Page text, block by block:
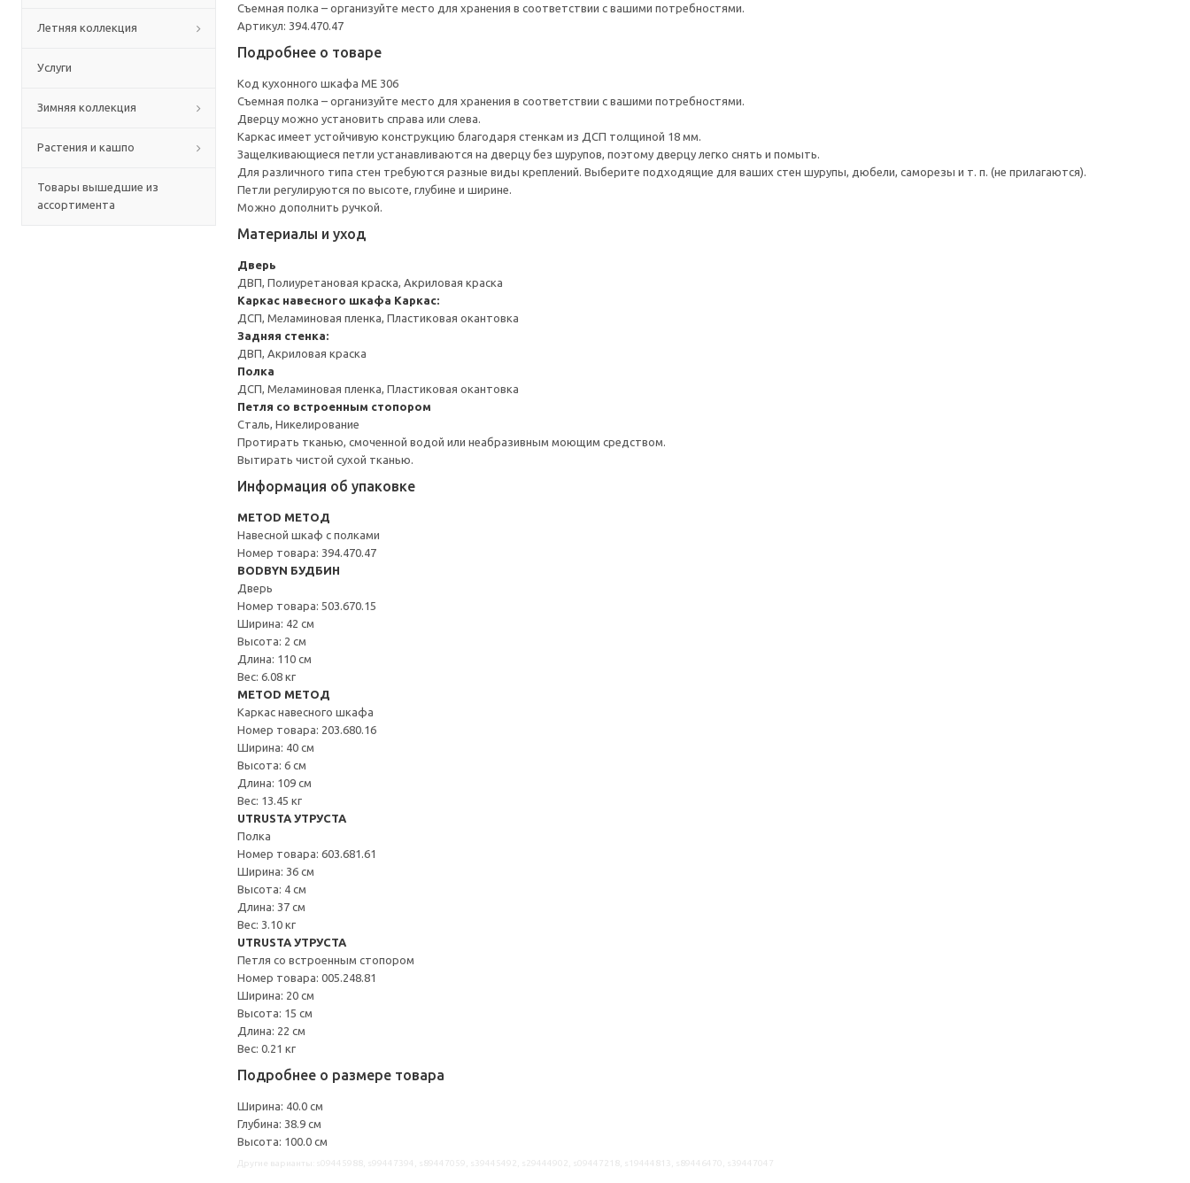
Летняя коллекция
Услуги
Зимняя коллекция
Растения и кашпо
Товары вышедшие из
ассортимента
Съемная полка – организуйте место для хранения в соответствии с вашими потребностями.
Артикул: 394.470.47
Подробнее о товаре
Код кухонного шкафа ME 306
Съемная полка – организуйте место для хранения в соответствии с вашими потребностями.
Дверцу можно установить справа или слева.
Каркас имеет устойчивую конструкцию благодаря стенкам из ДСП толщиной 18 мм.
Защелкивающиеся петли устанавливаются на дверцу без шурупов, поэтому дверцу легко снять и помыть.
Для различного типа стен требуются разные виды креплений. Выберите подходящие для ваших стен шурупы, дюбели, саморезы и т. п. (не прилагаются).
Петли регулируются по высоте, глубине и ширине.
Можно дополнить ручкой.
Материалы и уход
Дверь
ДВП, Полиуретановая краска, Акриловая краска
Каркас навесного шкафа Каркас:
ДСП, Меламиновая пленка, Пластиковая окантовка
Задняя стенка:
ДВП, Акриловая краска
Полка
ДСП, Меламиновая пленка, Пластиковая окантовка
Петля со встроенным стопором
Сталь, Никелирование
Протирать тканью, смоченной водой или неабразивным моющим средством.
Вытирать чистой сухой тканью.
Информация об упаковке
METOD МЕТОД
Навесной шкаф с полками
Номер товара: 394.470.47
BODBYN БУДБИН
Дверь
Номер товара: 503.670.15
Ширина: 42 см
Высота: 2 см
Длина: 110 см
Вес: 6.08 кг
METOD МЕТОД
Каркас навесного шкафа
Номер товара: 203.680.16
Ширина: 40 см
Высота: 6 см
Длина: 109 см
Вес: 13.45 кг
UTRUSTA УТРУСТА
Полка
Номер товара: 603.681.61
Ширина: 36 см
Высота: 4 см
Длина: 37 см
Вес: 3.10 кг
UTRUSTA УТРУСТА
Петля со встроенным стопором
Номер товара: 005.248.81
Ширина: 20 см
Высота: 15 см
Длина: 22 см
Вес: 0.21 кг
Подробнее о размере товара
Ширина: 40.0 см
Глубина: 38.9 см
Высота: 100.0 см